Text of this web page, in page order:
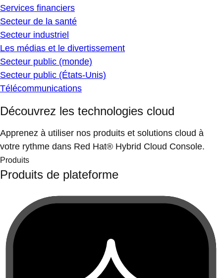
Services financiers
Secteur de la santé
Secteur industriel
Les médias et le divertissement
Secteur public (monde)
Secteur public (États-Unis)
Télécommunications
Découvrez les technologies cloud
Apprenez à utiliser nos produits et solutions cloud à
votre rythme dans Red Hat® Hybrid Cloud Console.
Produits
Produits de plateforme